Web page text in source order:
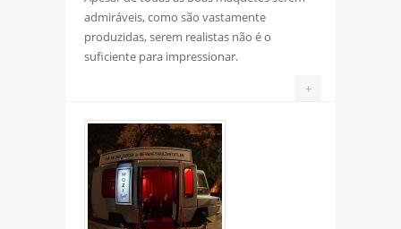
admiráveis, como são vastamente
produzidas, serem realistas não é o
suficiente para impressionar.
+